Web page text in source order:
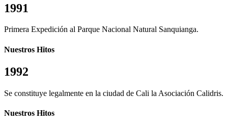
1991
Primera Expedición al Parque Nacional Natural Sanquianga.
Nuestros Hitos
1992
Se constituye legalmente en la ciudad de Cali la Asociación Calidris.
Nuestros Hitos